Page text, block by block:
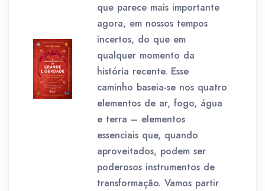
que parece mais importante
agora, em nossos tempos
incertos, do que em
qualquer momento da
história recente. Esse
caminho baseia-se nos quatro
elementos de ar, fogo, água
e terra – elementos
essenciais que, quando
aproveitados, podem ser
poderosos instrumentos de
transformação. Vamos partir